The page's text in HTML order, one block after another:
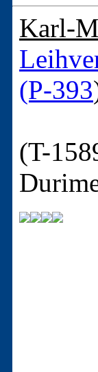
Karl-
(P-393
(T-